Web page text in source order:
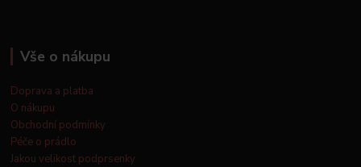
Vše o nákupu
Doprava a platba
O nákupu
Obchodní podmínky
Péče o prádlo
Jakou velikost podprsenky